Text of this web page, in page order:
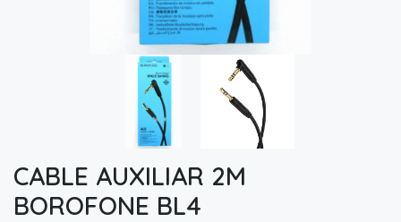
CABLE AUXILIAR 2M
BOROFONE BL4